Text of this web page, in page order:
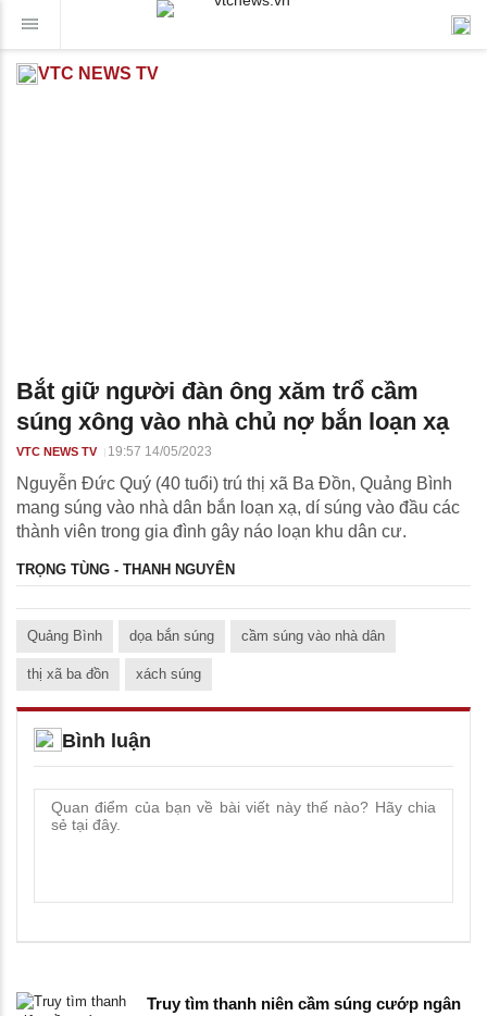
VTC NEWS TV
Bắt giữ người đàn ông xăm trổ cầm
súng xông vào nhà chủ nợ bắn loạn xạ
VTC NEWS TV 19:57 14/05/2023
Nguyễn Đức Quý (40 tuổi) trú thị xã Ba Đồn, Quảng Bình
mang súng vào nhà dân bắn loạn xạ, dí súng vào đầu các
thành viên trong gia đình gây náo loạn khu dân cư.
TRỌNG TÙNG - THANH NGUYÊN
Quảng Bình dọa bắn súng cầm súng vào nhà dân
thị xã ba đồn xách súng
Bình luận
Truy tìm thanh niên cầm súng cướp ngân